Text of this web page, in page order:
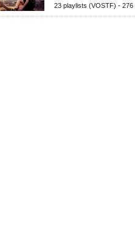
23 playlists (VOSTF) - 276